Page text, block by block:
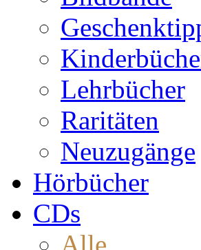
Lehrbücher
Raritäten
Neuzugänge
Hörbücher
CDs